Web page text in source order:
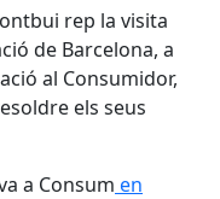
rep la visita
de Barcelona, a
al Consumidor,
els seus
a Consum en